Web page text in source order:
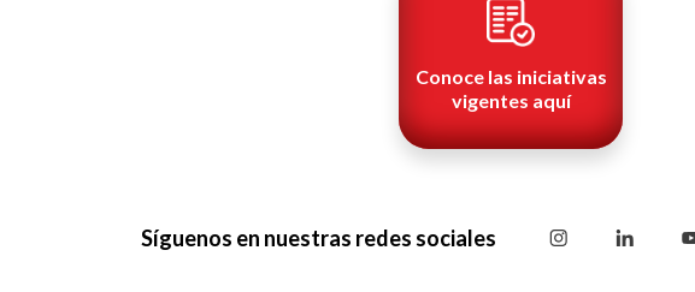
Conoce las iniciativas
vigentes aquí
Síguenos en nuestras redes sociales